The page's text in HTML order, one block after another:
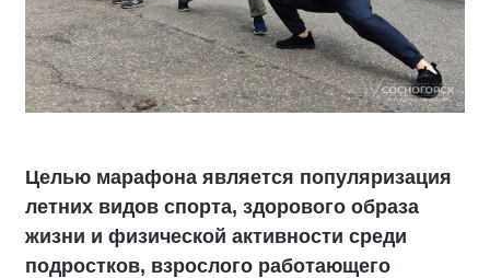
Целью марафона является популяризация
летних видов спорта, здорового образа
жизни и физической активности среди
подростков, взрослого работающего